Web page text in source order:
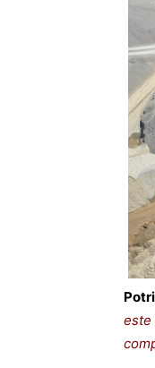
este